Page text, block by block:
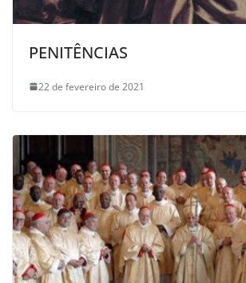
PENITÊNCIAS
22 de fevereiro de 2021